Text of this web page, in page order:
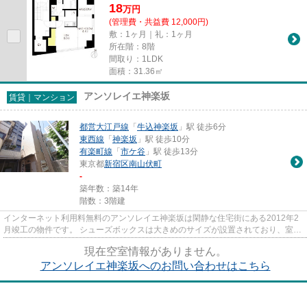
18万円
(管理費・共益費 12,000円)
敷：1ヶ月｜礼：1ヶ月
所在階：8階
間取り：1LDK
面積：31.36㎡
賃貸｜マンション アンソレイエ神楽坂
都営大江戸線 「 牛込神楽坂 」駅 徒歩6分
東西線 「 神楽坂 」駅 徒歩10分
有楽町線 「 市ケ谷 」駅 徒歩13分
東京都新宿区南山伏町
-
築年数：築14年
階数：3階建
インターネット利用料無料のアンソレイエ神楽坂は閑静な住宅街にある2012年2
月竣工の物件です。 シューズボックスは大きめのサイズが設置されており、室内
現在空室情報がありません。
アンソレイエ神楽坂へのお問い合わせはこちら